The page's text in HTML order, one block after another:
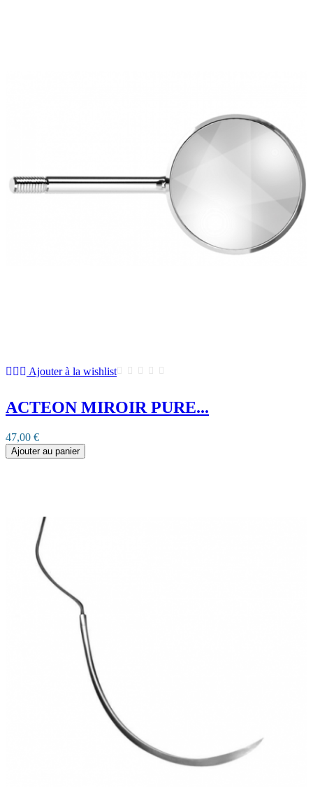
Ajouter à la wishlist
ACTEON MIROIR PURE...
47,00 €
Ajouter au panier